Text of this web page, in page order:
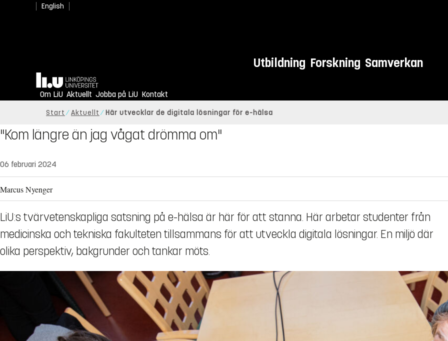
English
Utbildning Forskning Samverkan
Hem
Om LiU Aktuellt Jobba på LiU Kontakt
Start Aktuellt Här utvecklar de digitala lösningar för e-hälsa
"Kom längre än jag vågat drömma om"
06 februari 2024
Marcus Nyenger
LiU:s tvärvetenskapliga satsning på e-hälsa är här för att stanna. Här arbetar studenter från
medicinska och tekniska fakulteten tillsammans för att utveckla digitala lösningar. En miljö där
olika perspektiv, bakgrunder och tankar möts.